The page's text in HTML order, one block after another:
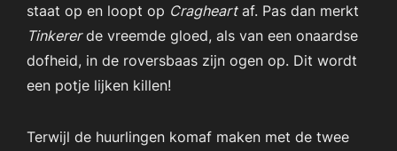
staat op en loopt op Cragheartaf. Pas dan merkt
Tinkererde vreemde gloed, als van een onaardse
dofheid, in de roversbaas zijn ogen op. Dit wordt
een potje lijken killen!
Terwijl de huurlingen komaf maken met de twee